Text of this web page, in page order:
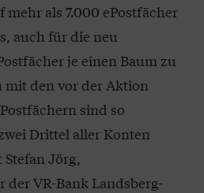
mehr als 7.000 ePostfächer
auch für die neu
je einen Baum zu
mit den vor der Aktion
sind so
Drittel aller Konten
Jörg,
VR-Bank Landsberg-